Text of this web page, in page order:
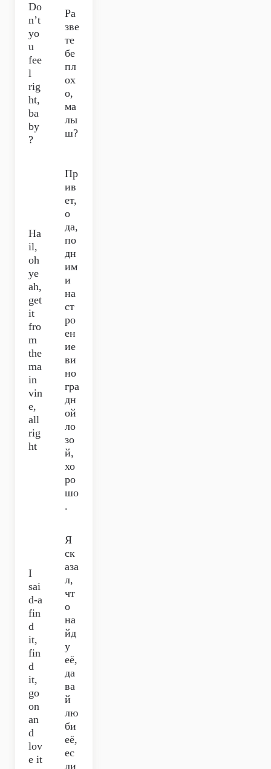
Do
n’t
yo
u
fee
l
rig
ht,
ba
by
?
Ра
зве
те
бе
пл
ох
о,
ма
лы
ш?
Ha
il,
oh
ye
ah,
get
it
fro
m
the
ma
in
vin
e,
all
rig
ht
Пр
ив
ет,
о
да,
по
дн
им
и
на
ст
ро
ен
ие
ви
но
гра
дн
ой
ло
зо
й,
хо
ро
шо
.
I
sai
d-a
fin
d
it,
fin
d
it,
go
on
an
d
lov
e it
Я
ск
аза
л,
чт
о
на
йд
у
её,
да
ва
й
лю
би
её,
ес
ли